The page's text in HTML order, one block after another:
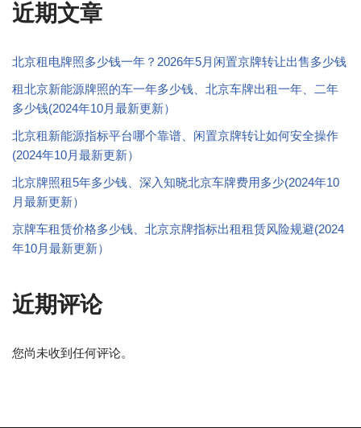
近期文章
北京租电牌照多少钱一年？2026年5月闲置京牌转让出售多少钱
租北京新能源牌照的车一年多少钱、北京车牌出租一年、二年
多少钱(2024年10月最新更新）
北京租新能源指标平台哪个靠谱、闲置京牌转让如何安全操作
(2024年10月最新更新）
北京牌照租5年多少钱、深入知晓北京车牌费用多少(2024年10
月最新更新）
京牌车租赁价格多少钱、北京京牌指标出租租赁风险规避(2024
年10月最新更新）
近期评论
您尚未收到任何评论。